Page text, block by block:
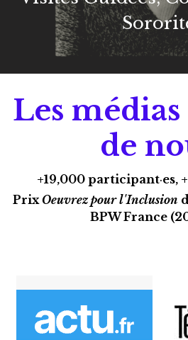
Les
de
+19,000 participant·es,
Prix Oeuvrez pour l'Inclusion
BPW France